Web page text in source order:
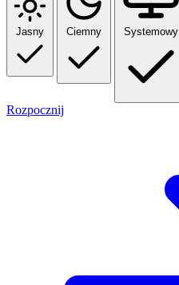
Jasny Ciemny Systemowy
Rozpocznij